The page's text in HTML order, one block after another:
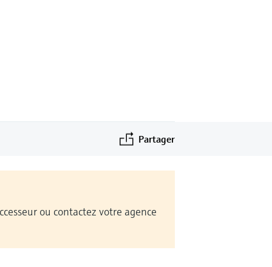
Partager
ou contactez votre agence